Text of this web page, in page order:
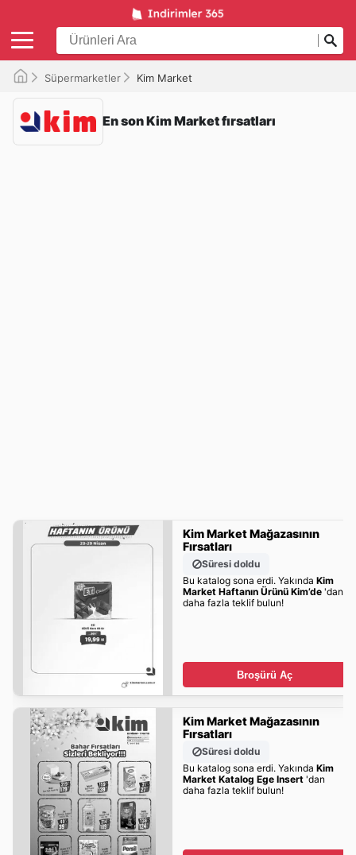
Süpermarketler Kim Market
En son Kim Market fırsatları
Kim Market Mağazasının
Fırsatları
Süresi doldu
Bu katalog sona erdi. Yakında Kim
Market Haftanın Ürünü Kim’de'dan
daha fazla teklif bulun!
Broşürü Aç
Kim Market Mağazasının
Fırsatları
Süresi doldu
Bu katalog sona erdi. Yakında Kim
Market Katalog Ege Insert'dan
daha fazla teklif bulun!